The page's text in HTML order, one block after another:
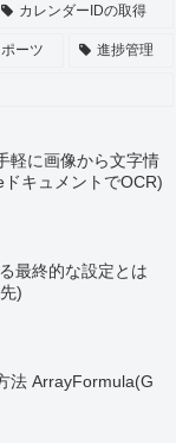
カレンダーIDの取得
ポーツ 進捗管理
軽に画像から文字情
キュメントでOCR)
最終的な設定とは
)
法 ArrayFormula(G